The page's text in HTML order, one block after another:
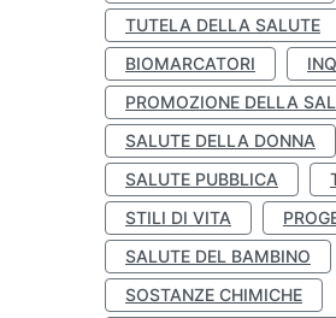
TUTELA DELLA SALUTE
BIOMARCATORI
PROMOZIONE DELLA
SALUTE DELLA DONNA
SALUTE PUBBLICA
STILI DI VITA
SALUTE DEL BAMBINO
SOSTANZE CHIMICHE